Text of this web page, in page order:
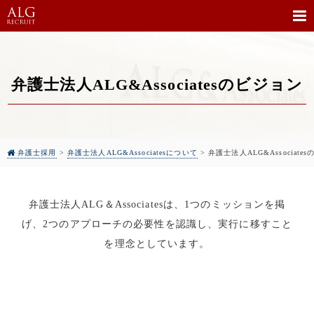
弁護士法人ALG&Associatesのビジョン
弁護士採用 > 弁護士法人ALG&Associatesについて >弁護士法人ALG&Associates
弁護士法人ALG＆Associatesは、1つのミッションを掲
げ、2つのアプローチの必要性を認識し、実行に移すこと
を理念としています。